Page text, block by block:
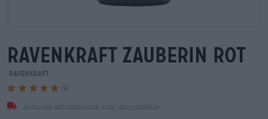
ravenkraft zauberin rot
RavenKraft
(4)
Articolo attualmente non disponibile